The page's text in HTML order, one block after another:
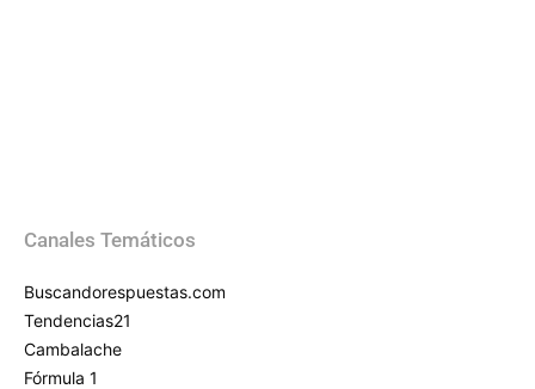
Canales Temáticos
Buscandorespuestas.com
Tendencias21
Cambalache
Fórmula 1